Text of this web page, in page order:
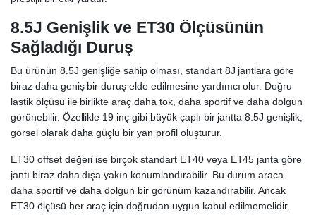
8.5J Genişlik ve ET30 Ölçüsünün
Sağladığı Duruş
Bu ürünün 8.5J genişliğe sahip olması, standart 8J jantlara göre
biraz daha geniş bir duruş elde edilmesine yardımcı olur. Doğru
lastik ölçüsü ile birlikte araç daha tok, daha sportif ve daha dolgun
görünebilir. Özellikle 19 inç gibi büyük çaplı bir jantta 8.5J genişlik,
görsel olarak daha güçlü bir yan profil oluşturur.
ET30 offset değeri ise birçok standart ET40 veya ET45 janta göre
jantı biraz daha dışa yakın konumlandırabilir. Bu durum araca
daha sportif ve daha dolgun bir görünüm kazandırabilir. Ancak
ET30 ölçüsü her araç için doğrudan uygun kabul edilmemelidir.